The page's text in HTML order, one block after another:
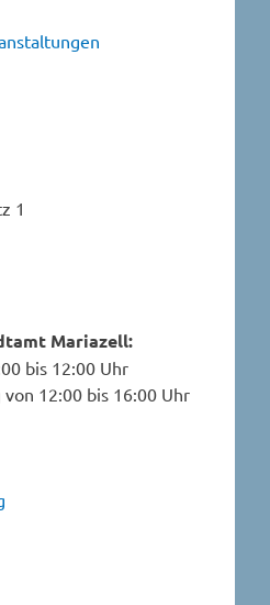
1
Mariazell:
bis 12:00 Uhr
12:00 bis 16:00 Uhr